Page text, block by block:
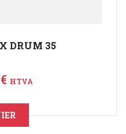
DRUM 35
HTVA